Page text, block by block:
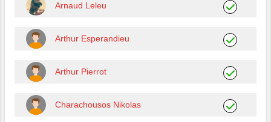
Arnaud Leleu
Arthur Esperandieu
Arthur Pierrot
Charachousos Nikolas